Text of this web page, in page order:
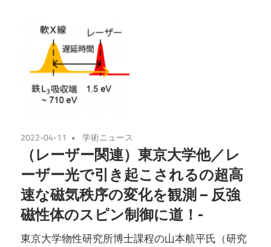
2022-04-11 学術ニュース
（レーザー関連）東京大学他／レ
ーザー光で引き起こされるの超高
速な磁気秩序の変化を観測 – 反強
磁性体のスピン制御に道！-
東京大学物性研究所博士課程の山本航平氏（研究